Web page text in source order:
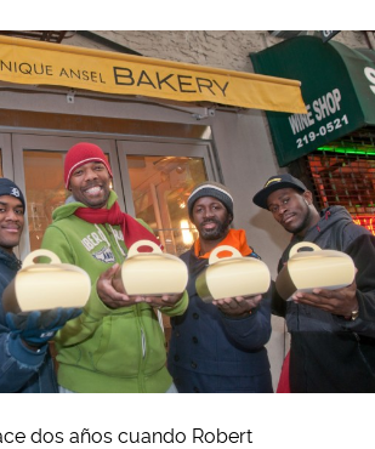
dos años cuando Robert